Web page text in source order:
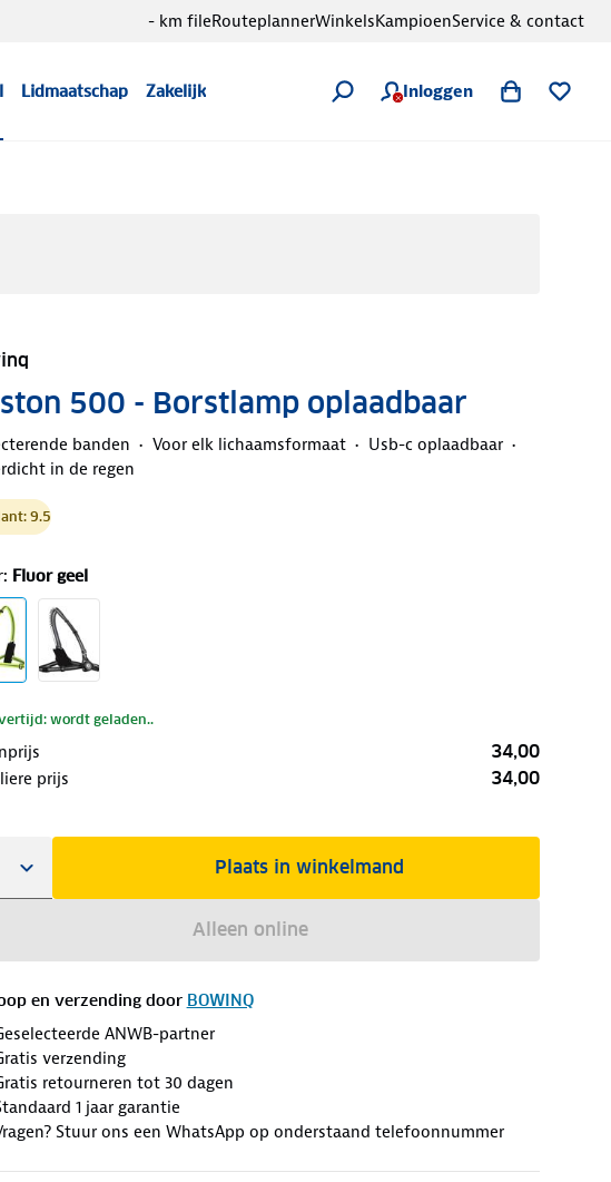
Lidmaatschap Zakelijk Inloggen
- km fileRouteplannerWinkelsKampioenService & contact
500 - Borstlamp oplaadbaar
banden Voor elk lichaamsformaat
Usb-c oplaadbaar
in de regen
9.5
: Fluor geel
wordt geladen..
34,00
prijs 34,00
Plaats in winkelmand
Alleen online
en verzending door BOWINQ
ANWB-partner
verzending
retourneren tot 30 dagen
1 jaar garantie
Stuur ons een WhatsApp op onderstaand telefoonnummer